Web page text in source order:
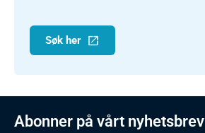
Søk her
Abonner på vårt nyhetsbrev